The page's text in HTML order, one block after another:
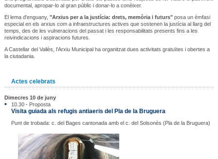
documental, apropar-lo al gran públic i donar-lo a conèixer.
El lema d'enguany, "Arxius per a la justícia: drets, memòria i futurs" posa un èmfasi
especial en els arxius com a infraestructures actives que sostenen la justícia al llarg del
temps, des de les vulneracions del passat i les responsabilitats presents fins a les
reivindicacions i aspiracions futures.
A Castellar del Vallès, l'Arxiu Municipal ha organitzat dues activitats gratuïtes i obertes a
la ciutadania.
Actes celebrats
Dimecres 10 de juny
10.30 - Proposta
Visita guiada als refugis antiaeris del Pla de la Bruguera
Punt de trobada: c. del Bages cantonada amb el c. del Solsonès (Pla de la Bruguera)